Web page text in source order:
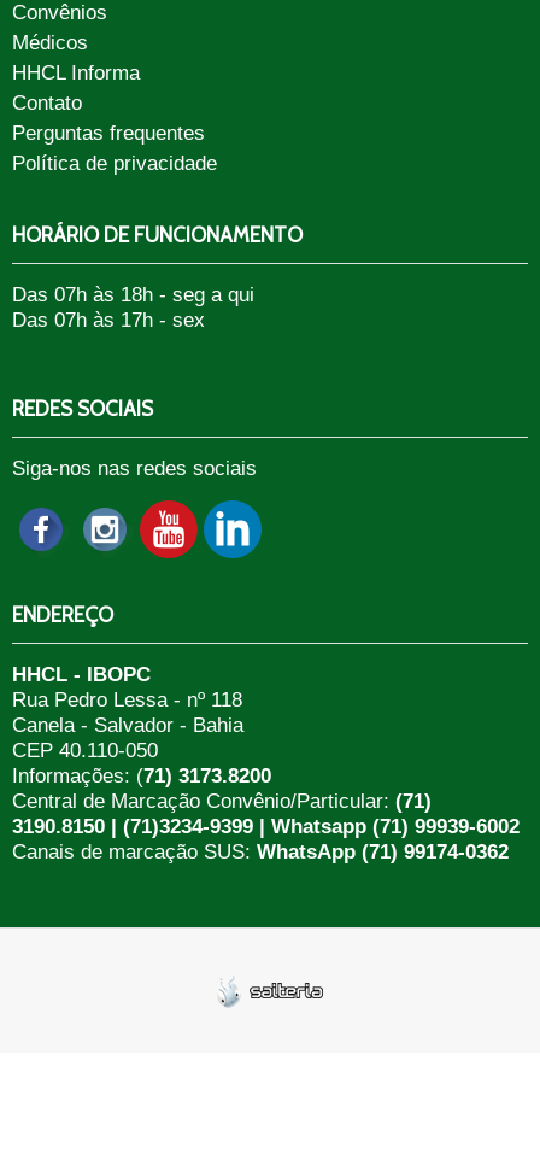
Convênios
Médicos
HHCL Informa
Contato
Perguntas frequentes
Política de privacidade
HORÁRIO DE FUNCIONAMENTO
Das 07h às 18h - seg a qui
Das 07h às 17h - sex
REDES SOCIAIS
Siga-nos nas redes sociais
ENDEREÇO
HHCL - IBOPC
Rua Pedro Lessa - nº 118
Canela - Salvador - Bahia
CEP 40.110-050
Informações: (71) 3173.8200
Central de Marcação Convênio/Particular: (71)
3190.8150 | (71)3234-9399 | Whatsapp (71) 99939-6002
Canais de marcação SUS: WhatsApp (71) 99174-0362